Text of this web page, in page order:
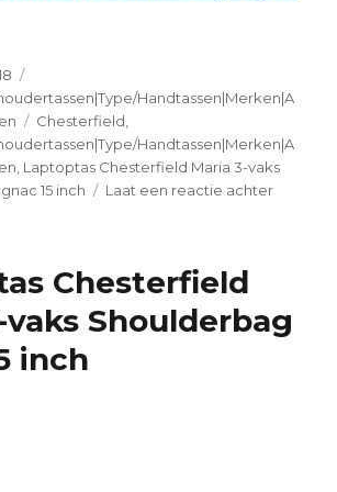
Handtassen|Merken|A
Tags
Chesterfield,
Handtassen|Merken|A
, Laptoptas Chesterfield Maria 3-vaks
15 inch
Laat een reactie achter
Chesterfield
vaks Shoulderbag
inch